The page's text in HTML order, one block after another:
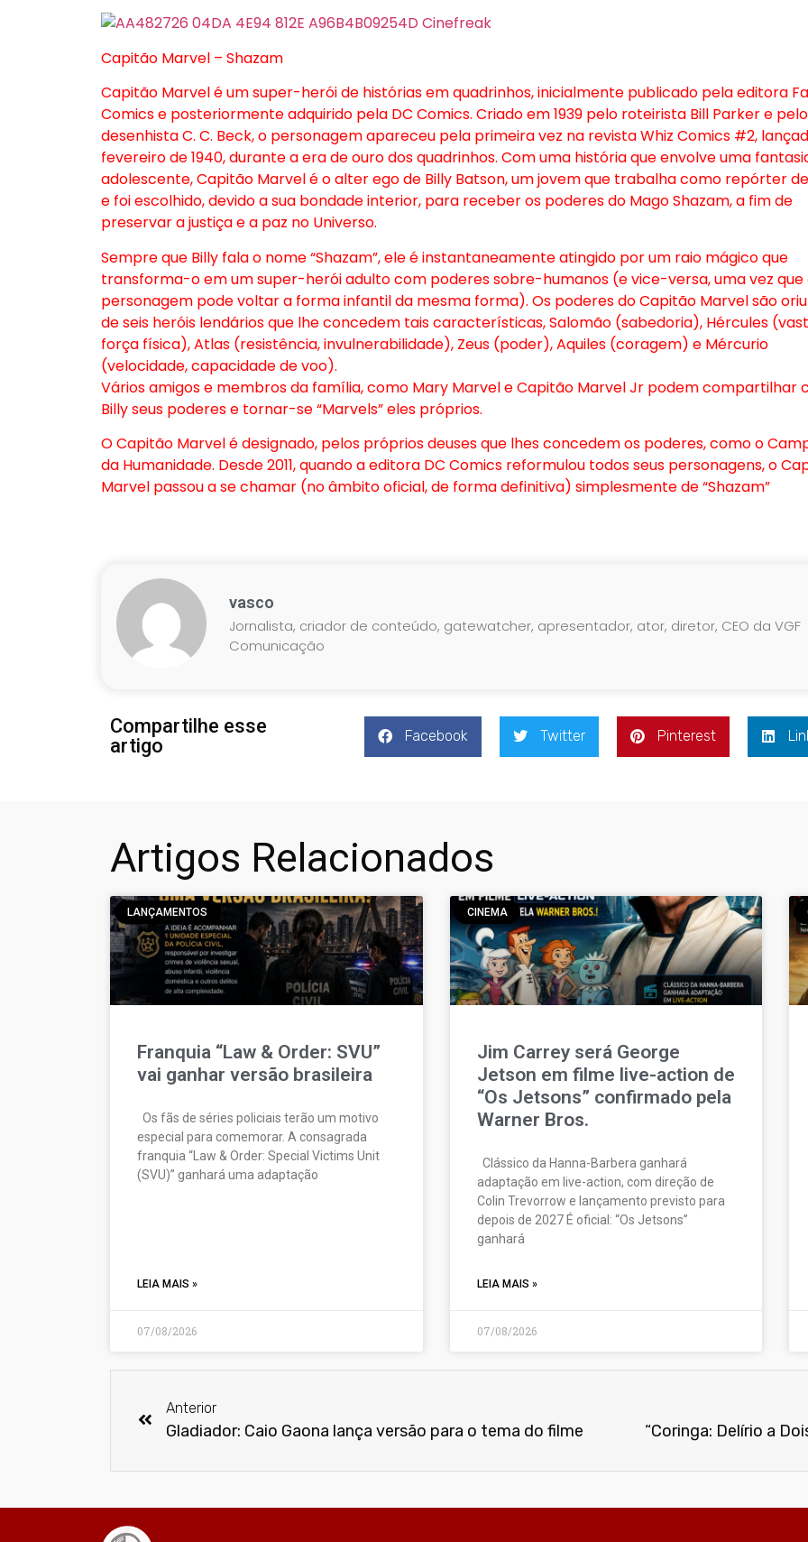
Capitão Marvel – Shazam
Capitão Marvel é um super-herói de histórias em quadrinhos, inicialmente publicado pela editora
Comics e posteriormente adquirido pela DC Comics. Criado em 1939 pelo roteirista Bill Parker e pelo
desenhista C. C. Beck, o personagem apareceu pela primeira vez na revista Whiz Comics #2,
fevereiro de 1940, durante a era de ouro dos quadrinhos. Com uma história que envolve uma
adolescente, Capitão Marvel é o alter ego de Billy Batson, um jovem que trabalha como repórter
e foi escolhido, devido a sua bondade interior, para receber os poderes do Mago Shazam, a fim de
preservar a justiça e a paz no Universo.
Sempre que Billy fala o nome “Shazam”, ele é instantaneamente atingido por um raio mágico que
transforma-o em um super-herói adulto com poderes sobre-humanos (e vice-versa, uma vez que
personagem pode voltar a forma infantil da mesma forma). Os poderes do Capitão Marvel são
de seis heróis lendários que lhe concedem tais características, Salomão (sabedoria), Hércules
força física), Atlas (resistência, invulnerabilidade), Zeus (poder), Aquiles (coragem) e Mércurio
(velocidade, capacidade de voo).
Vários amigos e membros da família, como Mary Marvel e Capitão Marvel Jr podem compartilhar
Billy seus poderes e tornar-se “Marvels” eles próprios.
O Capitão Marvel é designado, pelos próprios deuses que lhes concedem os poderes, como o
da Humanidade. Desde 2011, quando a editora DC Comics reformulou todos seus personagens, o
Marvel passou a se chamar (no âmbito oficial, de forma definitiva) simplesmente de “Shazam”
vasco
Jornalista, criador de conteúdo, gatewatcher, apresentador, ator, diretor, CEO da VGF
Comunicação
Compartilhe esse
artigo
Facebook Twitter Pinterest
Artigos Relacionados
LANÇAMENTOS
Franquia “Law & Order: SVU”
vai ganhar versão brasileira
Os fãs de séries policiais terão um motivo
especial para comemorar. A consagrada
franquia “Law & Order: Special Victims Unit
(SVU)” ganhará uma adaptação
LEIA MAIS »
07/08/2026
CINEMA
Jim Carrey será George
Jetson em filme live-action de
“Os Jetsons” confirmado pela
Warner Bros.
Clássico da Hanna-Barbera ganhará
adaptação em live-action, com direção de
Colin Trevorrow e lançamento previsto para
depois de 2027 É oficial: “Os Jetsons”
ganhará
LEIA MAIS »
07/08/2026
Anterior
Gladiador: Caio Gaona lança versão para o tema do filme “Coringa: Delírio a